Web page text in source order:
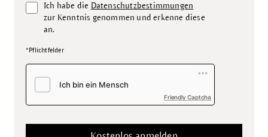
Ich habe die Datenschutzbestimmungen
zur Kenntnis genommen und erkenne diese
an.
*Pflichtfelder
Friendly Captcha